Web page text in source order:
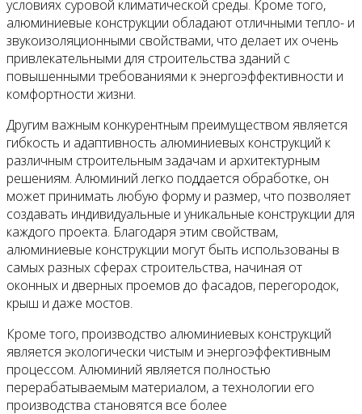
условиях суровой климатической среды. Кроме того,
алюминиевые конструкции обладают отличными тепло- и
звукоизоляционными свойствами, что делает их очень
привлекательными для строительства зданий с
повышенными требованиями к энергоэффективности и
комфортности жизни.
Другим важным конкурентным преимуществом является
гибкость и адаптивность алюминиевых конструкций к
различным строительным задачам и архитектурным
решениям. Алюминий легко поддается обработке, он
может принимать любую форму и размер, что позволяет
создавать индивидуальные и уникальные конструкции для
каждого проекта. Благодаря этим свойствам,
алюминиевые конструкции могут быть использованы в
самых разных сферах строительства, начиная от
оконных и дверных проемов до фасадов, перегородок,
крыш и даже мостов.
Кроме того, производство алюминиевых конструкций
является экологически чистым и энергоэффективным
процессом. Алюминий является полностью
перерабатываемым материалом, а технологии его
производства становятся все более